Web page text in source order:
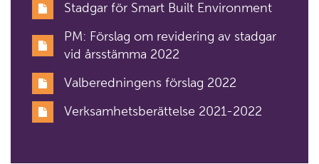
Stadgar för Smart Built Environment
PM: Förslag om revidering av stadgar
vid årsstämma 2022
Valberedningens förslag 2022
Verksamhetsberättelse 2021-2022